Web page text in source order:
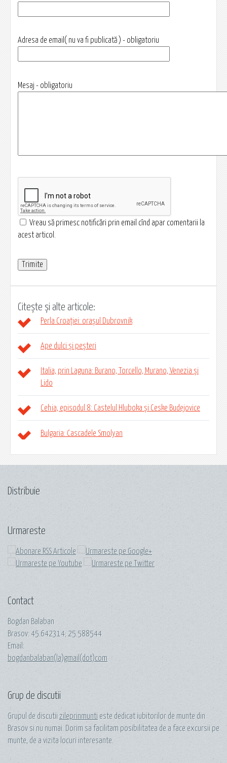
Adresa de email( nu va fi publicată ) - obligatoriu
Mesaj - obligatoriu
Vreau să primesc notificări prin email cînd apar comentarii la
acest articol.
Citește și alte articole:
Perla Croației: orașul Dubrovnik
Ape dulci și peșteri
Italia, prin Laguna: Burano, Torcello, Murano, Venezia și
Lido
Cehia, episodul 8: Castelul Hluboka și Ceske Budejovice
Bulgaria: Cascadele Smolyan
Distribuie
Urmareste
Contact
Bogdan Balaban
Brasov: 45.642314; 25.588544
Email:
bogdanbalaban(la)gmail(dot)com
Grup de discutii
Grupul de discutii zileprinmunti este dedicat iubitorilor de munte din
Brasov si nu numai. Dorim sa facilitam posibilitatea de a face excursii pe
munte, de a vizita locuri interesante.